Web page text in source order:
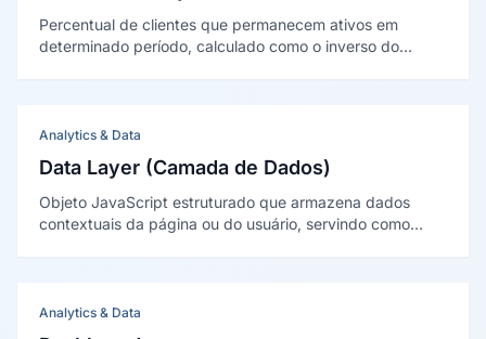
Percentual de clientes que permanecem ativos em
determinado período, calculado como o inverso do
Analytics & Data
Data Layer (Camada de Dados)
Objeto JavaScript estruturado que armazena dados
contextuais da página ou do usuário, servindo como
Analytics & Data